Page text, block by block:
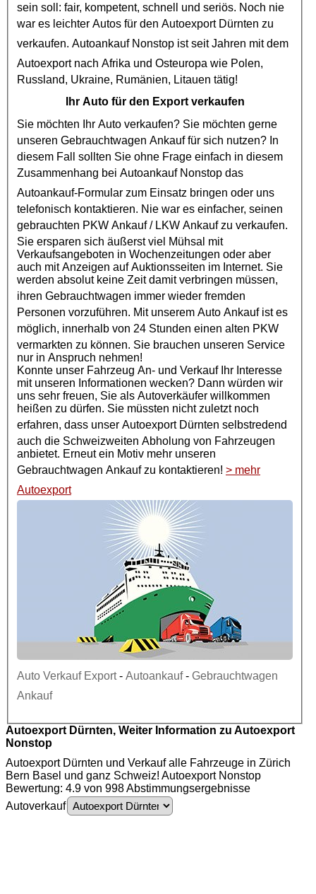
sein soll: fair, kompetent, schnell und seriös. Noch nie
war es leichter Autos für den AutoexportDürnten zu
verkaufen. AutoankaufNonstop ist seit Jahren mit dem
Autoexportnach Afrika und Osteuropa wie Polen,
Russland, Ukraine, Rumänien, Litauen tätig!
Ihr Auto für den Export verkaufen
Sie möchten Ihr Auto verkaufen? Sie möchten gerne
unseren Gebrauchtwagen Ankauffür sich nutzen? In
diesem Fall sollten Sie ohne Frage einfach in diesem
Zusammenhang bei AutoankaufNonstop das
Autoankauf-Formular zum Einsatz bringen oder uns
telefonisch kontaktieren. Nie war es einfacher, seinen
gebrauchten PKW Ankauf/ LKW Ankaufzu verkaufen.
Sie ersparen sich äußerst viel Mühsal mit
Verkaufsangeboten in Wochenzeitungen oder aber
auch mit Anzeigen auf Auktionsseiten im Internet. Sie
werden absolut keine Zeit damit verbringen müssen,
ihren Gebrauchtwagen immer wieder fremden
Personen vorzuführen. Mit unserem Auto Ankauf ist es
möglich, innerhalb von 24 Stunden einen alten PKW
vermarkten zu können. Sie brauchen unseren Service
nur in Anspruch nehmen!
Konnte unser Fahrzeug An- und Verkauf Ihr Interesse
mit unseren Informationen wecken? Dann würden wir
uns sehr freuen, Sie als Autoverkäufer willkommen
heißen zu dürfen. Sie müssten nicht zuletzt noch
erfahren, dass unser AutoexportDürnten selbstredend
auch die Schweizweiten Abholung von Fahrzeugen
anbietet. Erneut ein Motiv mehr unseren
Gebrauchtwagen Ankaufzu kontaktieren! > mehr
Autoexport
Auto Verkauf Export- Autoankauf- Gebrauchtwagen
Ankauf
Autoexport Dürnten, Weiter Information zu Autoexport
Nonstop
Autoexport Dürnten und Verkauf alle Fahrzeuge in Zürich
Bern Basel und ganz Schweiz! Autoexport Nonstop
Bewertung: 4.9 von 998 Abstimmungsergebnisse
Autoverkauf